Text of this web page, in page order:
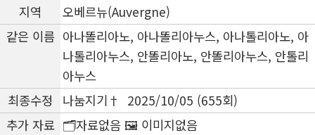
지역
오베르뉴(Auvergne)
같은 이름 아나똘리아노, 아나똘리아누스, 아나톨리아노, 아
나톨리아누스, 안똘리아노, 안똘리아누스, 안톨리
아누스
최종수정
나눔지기† 2025/10/05 (655회)
추가 자료 🗂️자료없음 🖼️ 이미지없음